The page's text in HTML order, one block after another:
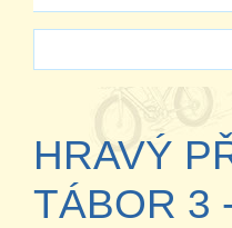
HRAVÝ
TÁBOR 3